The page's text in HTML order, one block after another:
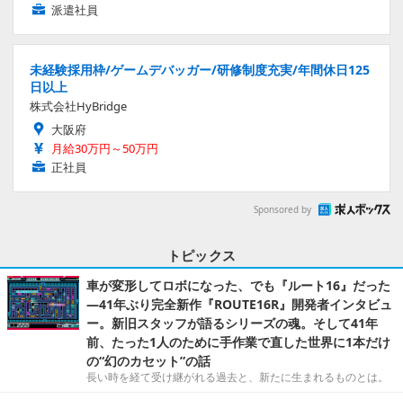
派遣社員
未経験採用枠/ゲームデバッガー/研修制度充実/年間休日125
日以上
株式会社HyBridge
大阪府
月給30万円～50万円
正社員
Sponsored by
トピックス
車が変形してロボになった、でも『ルート16』だった
―41年ぶり完全新作『ROUTE16R』開発者インタビュ
ー。新旧スタッフが語るシリーズの魂。そして41年
前、たった1人のために手作業で直した世界に1本だけ
の“幻のカセット”の話
長い時を経て受け継がれる過去と、新たに生まれるものとは。